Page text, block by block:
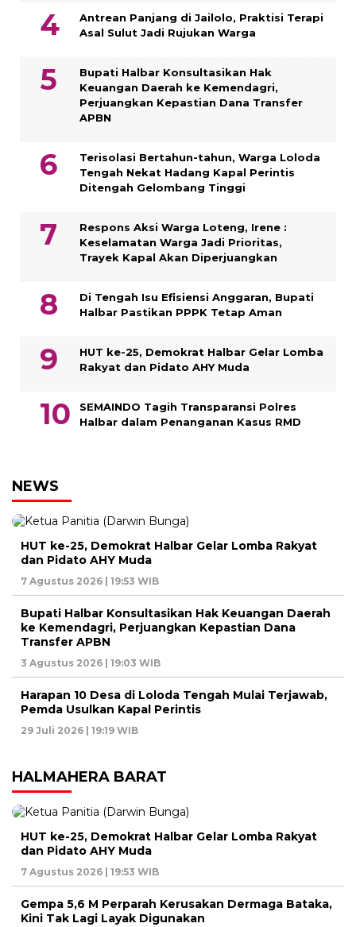
Antrean Panjang di Jailolo, Praktisi Terapi
Asal Sulut Jadi Rujukan Warga
Bupati Halbar Konsultasikan Hak
Keuangan Daerah ke Kemendagri,
Perjuangkan Kepastian Dana Transfer
APBN
Terisolasi Bertahun-tahun, Warga Loloda
Tengah Nekat Hadang Kapal Perintis
Ditengah Gelombang Tinggi
Respons Aksi Warga Loteng, Irene :
Keselamatan Warga Jadi Prioritas,
Trayek Kapal Akan Diperjuangkan
Di Tengah Isu Efisiensi Anggaran, Bupati
Halbar Pastikan PPPK Tetap Aman
HUT ke-25, Demokrat Halbar Gelar Lomba
Rakyat dan Pidato AHY Muda
SEMAINDO Tagih Transparansi Polres
Halbar dalam Penanganan Kasus RMD
NEWS
HUT ke-25, Demokrat Halbar Gelar Lomba Rakyat
dan Pidato AHY Muda
7 Agustus 2026 | 19:53 WIB
Bupati Halbar Konsultasikan Hak Keuangan Daerah
ke Kemendagri, Perjuangkan Kepastian Dana
Transfer APBN
3 Agustus 2026 | 19:03 WIB
Harapan 10 Desa di Loloda Tengah Mulai Terjawab,
Pemda Usulkan Kapal Perintis
29 Juli 2026 | 19:19 WIB
HALMAHERA BARAT
HUT ke-25, Demokrat Halbar Gelar Lomba Rakyat
dan Pidato AHY Muda
7 Agustus 2026 | 19:53 WIB
Gempa 5,6 M Perparah Kerusakan Dermaga Bataka,
Kini Tak Lagi Layak Digunakan